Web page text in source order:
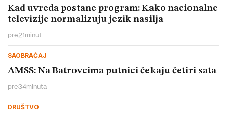
Kad uvreda postane program: Kako nacionalne
televizije normalizuju jezik nasilja
pre21minut
SAOBRAĆAJ
AMSS: Na Batrovcima putnici čekaju četiri sata
pre34minuta
DRUŠTVO